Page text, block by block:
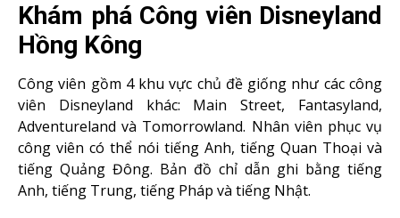
Khám phá Công viên Disneyland
Hồng Kông
Công viên gồm 4 khu vực chủ đề giống như các công
viên Disneyland khác: Main Street, Fantasyland,
Adventureland và Tomorrowland. Nhân viên phục vụ
công viên có thể nói tiếng Anh, tiếng Quan Thoại và
tiếng Quảng Đông. Bản đồ chỉ dẫn ghi bằng tiếng
Anh, tiếng Trung, tiếng Pháp và tiếng Nhật.